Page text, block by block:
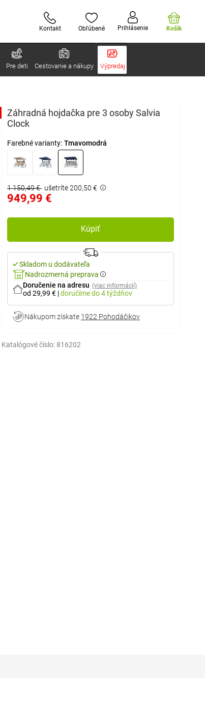
Kontakt Obľúbené Prihlásenie Košík
Pre deti Cestovanie a nákupy Výpredaj
Záhradná hojdačka pre 3 osoby Salvia
Clock
Farebné varianty: Tmavomodrá
1 150,49 € ušetríte 200,50 €
949,99 €
Kúpiť
Skladom u dodávateľa
Nadrozmerná preprava
Doručenie na adresu (viac informácií)
od 29,99 € |doručímedo 4 týždňov
Nákupom získate 1922 Pohodáčikov
Katalógové číslo: 816202